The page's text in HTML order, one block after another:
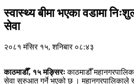
स्वास्थ्य बीमा भएका वडामा
सेवा
२०८१ मंसिर १५, शनिबार ०८:४३
काठमाडौँ, १५ मङ्सिरःकाठमाडौँ
सेवा सुरुआत गर्ने भएको छ । महानगरपालिकाले